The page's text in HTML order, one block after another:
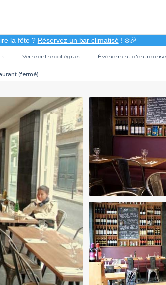
la fête ? Réservez un bar climatisé! ❄️🎉
Verre entre collègues Évènement d'entreprise
(fermé)